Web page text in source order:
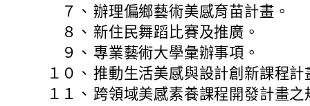
７、 辦理偏鄉藝術美感育苗計畫。
８、 新住民舞蹈比賽及推廣。
９、 專業藝術大學彙辦事項。
１０、 推動生活美感與設計創新課程計
１１、 跨領域美感素養課程開發計畫之